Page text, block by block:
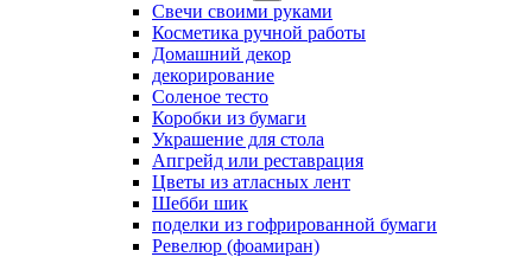
Свечи своими руками
Косметика ручной работы
Домашний декор
декорирование
Соленое тесто
Коробки из бумаги
Украшение для стола
Апгрейд или реставрация
Цветы из атласных лент
Шебби шик
поделки из гофрированной бумаги
Ревелюр (фоамиран)